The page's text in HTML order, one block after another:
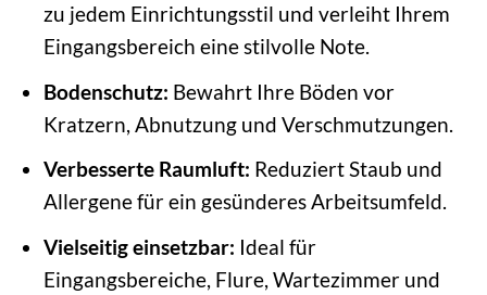
zu jedem Einrichtungsstil und verleiht Ihrem
Eingangsbereich eine stilvolle Note.
Bodenschutz: Bewahrt Ihre Böden vor
Kratzern, Abnutzung und Verschmutzungen.
Verbesserte Raumluft: Reduziert Staub und
Allergene für ein gesünderes Arbeitsumfeld.
Vielseitig einsetzbar: Ideal für
Eingangsbereiche, Flure, Wartezimmer und